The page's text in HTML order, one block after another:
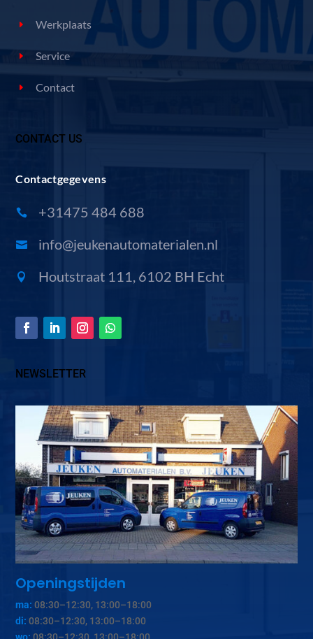
Werkplaats
Service
Contact
CONTACT US
Contactgegevens
 +31475 484 688
 info@jeukenautomaterialen.nl
 Houtstraat 111, 6102 BH Echt
NEWSLETTER
Openingstijden
ma: 08:30–12:30, 13:00–18:00
di: 08:30–12:30, 13:00–18:00